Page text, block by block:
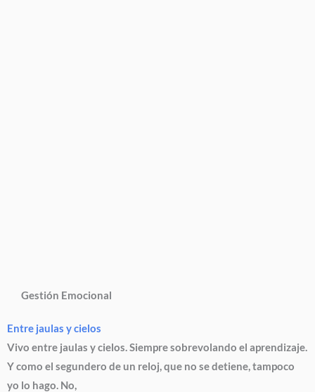
Gestión Emocional
Entre jaulas y cielos
Vivo entre jaulas y cielos. Siempre sobrevolando el aprendizaje.
Y como el segundero de un reloj, que no se detiene, tampoco
yo lo hago. No,